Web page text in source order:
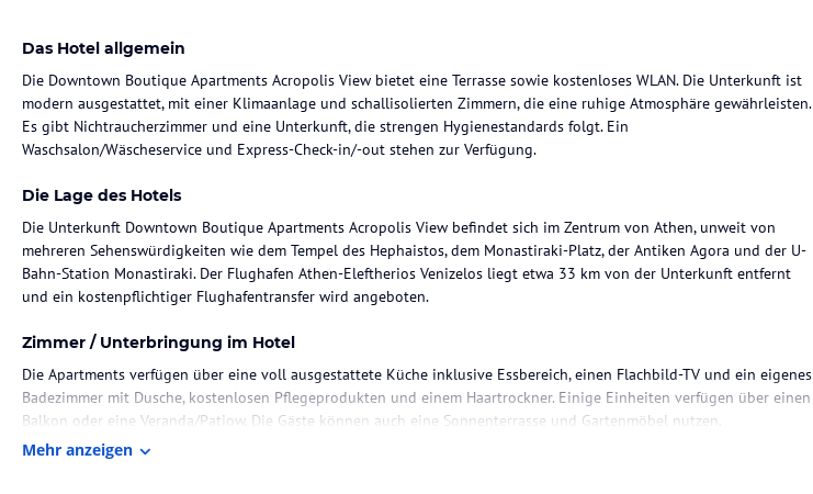
Das Hotel allgemein
Die Downtown Boutique Apartments Acropolis View bietet eine Terrasse sowie kostenloses WLAN. Die Unterkunft ist
modern ausgestattet, mit einer Klimaanlage und schallisolierten Zimmern, die eine ruhige Atmosphäre gewährleisten.
Es gibt Nichtraucherzimmer und eine Unterkunft, die strengen Hygienestandards folgt. Ein
Waschsalon/Wäscheservice und Express-Check-in/-out stehen zur Verfügung.
Die Lage des Hotels
Die Unterkunft Downtown Boutique Apartments Acropolis View befindet sich im Zentrum von Athen, unweit von
mehreren Sehenswürdigkeiten wie dem Tempel des Hephaistos, dem Monastiraki-Platz, der Antiken Agora und der U-
Bahn-Station Monastiraki. Der Flughafen Athen-Eleftherios Venizelos liegt etwa 33 km von der Unterkunft entfernt
und ein kostenpflichtiger Flughafentransfer wird angeboten.
Zimmer / Unterbringung im Hotel
Die Apartments verfügen über eine voll ausgestattete Küche inklusive Essbereich, einen Flachbild-TV und ein eigenes
Badezimmer mit Dusche, kostenlosen Pflegeprodukten und einem Haartrockner. Einige Einheiten verfügen über einen
Balkon oder eine Veranda/Patiow. Die Gäste können auch eine Sonnenterrasse und Gartenmöbel nutzen.
Mehr anzeigen